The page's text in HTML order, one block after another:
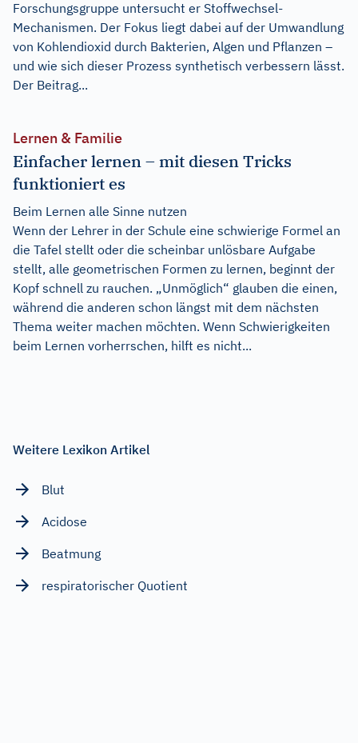
Forschungsgruppe untersucht er Stoffwechsel-
Mechanismen. Der Fokus liegt dabei auf der Umwandlung
von Kohlendioxid durch Bakterien, Algen und Pflanzen –
und wie sich dieser Prozess synthetisch verbessern lässt.
Der Beitrag...
Lernen & Familie
Einfacher lernen – mit diesen Tricks
funktioniert es
Beim Lernen alle Sinne nutzen
Wenn der Lehrer in der Schule eine schwierige Formel an
die Tafel stellt oder die scheinbar unlösbare Aufgabe
stellt, alle geometrischen Formen zu lernen, beginnt der
Kopf schnell zu rauchen. „Unmöglich“ glauben die einen,
während die anderen schon längst mit dem nächsten
Thema weiter machen möchten. Wenn Schwierigkeiten
beim Lernen vorherrschen, hilft es nicht...
Weitere Lexikon Artikel
Blut
Acidose
Beatmung
respiratorischer Quotient